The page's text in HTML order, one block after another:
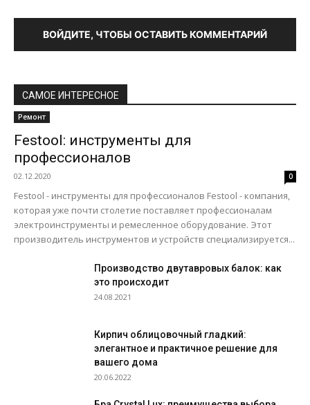
ВОЙДИТЕ, ЧТОБЫ ОСТАВИТЬ КОММЕНТАРИЙ
САМОЕ ИНТЕРЕСНОЕ
Ремонт
Festool: инструменты для
профессионалов
02.12.2020 0
Festool - инструменты для профессионалов Festool - компания,
которая уже почти столетие поставляет профессионалам
электроинструменты и ремесленное оборудование. Этот
производитель инструментов и устройств специализируется...
Производство двутавровых балок: как
это происходит
24.08.2021
Кирпич облицовочный гладкий:
элегантное и практичное решение для
вашего дома
20.06.2022